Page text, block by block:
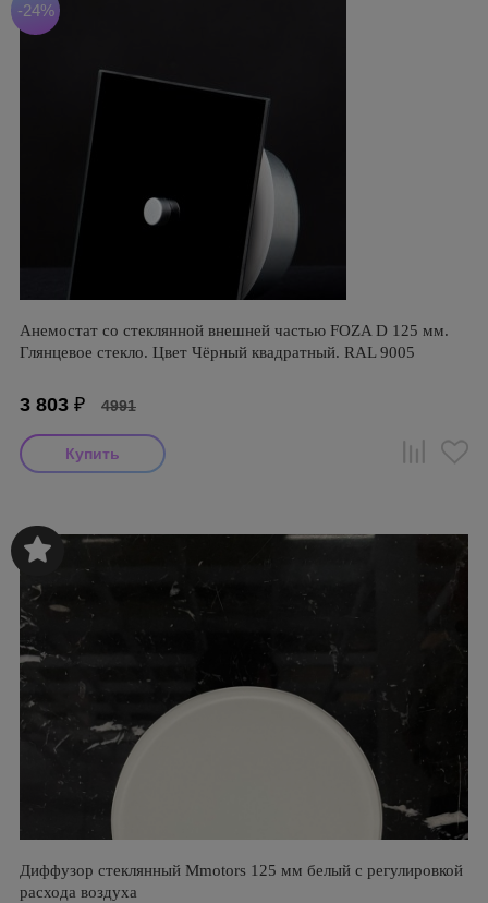
-24%
Анемостат со стеклянной внешней частью FOZA D 125 мм.
Глянцевое стекло. Цвет Чёрный квадратный. RAL 9005
3 803 ₽ 4991
Диффузор стеклянный Mmotors 125 мм белый с регулировкой
расхода воздуха